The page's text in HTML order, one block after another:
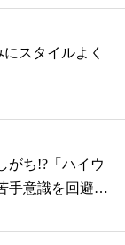
スタイルよく
がち!?「ハイウ
手意識を回避